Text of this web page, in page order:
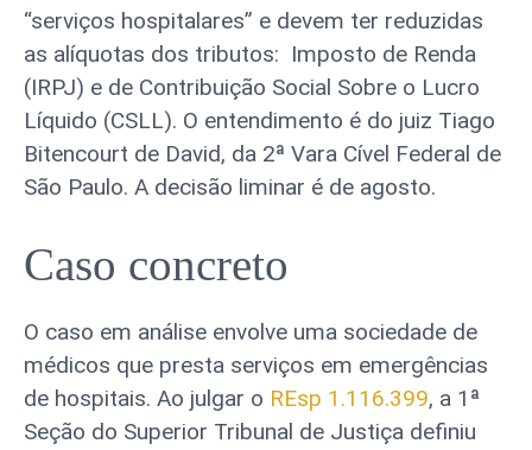
“serviços hospitalares” e devem ter reduzidas
as alíquotas dos tributos: Imposto de Renda
(IRPJ) e de Contribuição Social Sobre o Lucro
Líquido (CSLL). O entendimento é do juiz Tiago
Bitencourt de David, da 2ª Vara Cível Federal de
São Paulo. A decisão liminar é de agosto.
Caso concreto
O caso em análise envolve uma sociedade de
médicos que presta serviços em emergências
de hospitais. Ao julgar o REsp 1.116.399, a 1ª
Seção do Superior Tribunal de Justiça definiu